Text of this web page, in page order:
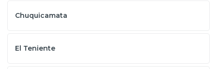
Chuquicamata
El Teniente